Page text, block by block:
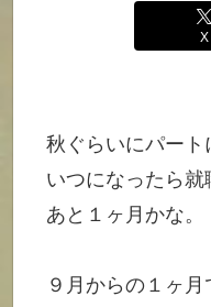
X
秋ぐらいにパート
いつになったら就
あと１ヶ月かな。
９月からの１ヶ